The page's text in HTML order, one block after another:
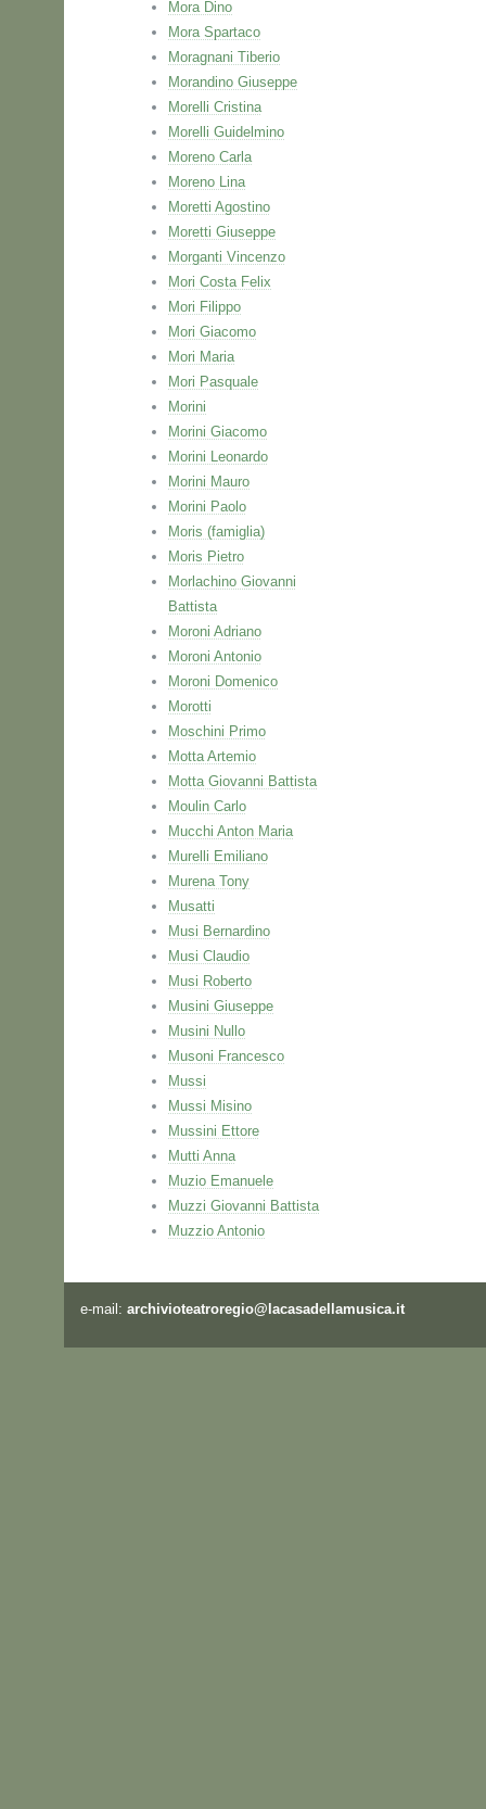
Mora Dino
Mora Spartaco
Moragnani Tiberio
Morandino Giuseppe
Morelli Cristina
Morelli Guidelmino
Moreno Carla
Moreno Lina
Moretti Agostino
Moretti Giuseppe
Morganti Vincenzo
Mori Costa Felix
Mori Filippo
Mori Giacomo
Mori Maria
Mori Pasquale
Morini
Morini Giacomo
Morini Leonardo
Morini Mauro
Morini Paolo
Moris (famiglia)
Moris Pietro
Morlachino Giovanni
Battista
Moroni Adriano
Moroni Antonio
Moroni Domenico
Morotti
Moschini Primo
Motta Artemio
Motta Giovanni Battista
Moulin Carlo
Mucchi Anton Maria
Murelli Emiliano
Murena Tony
Musatti
Musi Bernardino
Musi Claudio
Musi Roberto
Musini Giuseppe
Musini Nullo
Musoni Francesco
Mussi
Mussi Misino
Mussini Ettore
Mutti Anna
Muzio Emanuele
Muzzi Giovanni Battista
Muzzio Antonio
e-mail: archivioteatroregio@lacasadellamusica.it